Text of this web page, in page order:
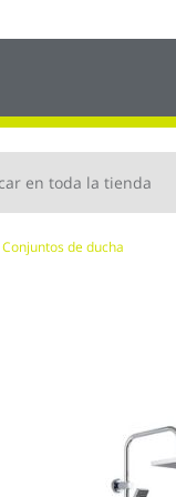
Conjuntos de ducha